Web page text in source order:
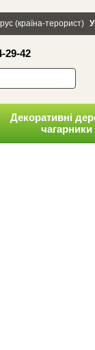
Політика
рус (країна-терорист)
29-42
Декоративні
чагарники